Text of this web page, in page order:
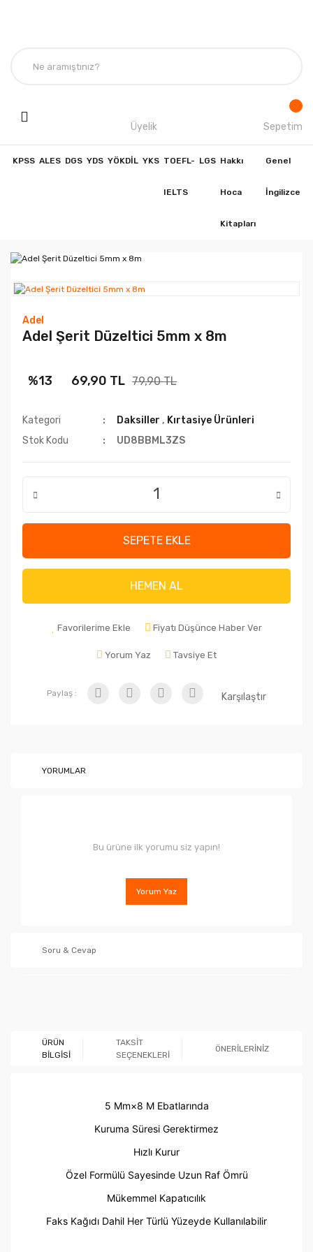
Üyelik Sepetim
KPSS ALES DGS YDS YÖKDİL YKS TOEFL-
IELTS
LGS Hakkı
Hoca
Kitapları
Genel
İngilizce
Adel
Adel Şerit Düzeltici 5mm x 8m
%13 69,90 TL 79,90 TL
Kategori Daksiller , Kırtasiye Ürünleri
Stok Kodu
UD8BBML3ZS
SEPETE EKLE
HEMEN AL
Favorilerime Ekle Fiyatı Düşünce Haber Ver
Yorum Yaz Tavsiye Et
Paylaş : Karşılaştır
YORUMLAR
Bu ürüne ilk yorumu siz yapın!
Yorum Yaz
Soru & Cevap
ÜRÜN
BİLGİSİ
TAKSİT
SEÇENEKLERİ
ÖNERİLERİNİZ
5 Mm×8 M Ebatlarında
Kuruma Süresi Gerektirmez
Hızlı Kurur
Özel Formülü Sayesinde Uzun Raf Ömrü
Mükemmel Kapatıcılık
Faks Kağıdı Dahil Her Türlü Yüzeyde Kullanılabilir